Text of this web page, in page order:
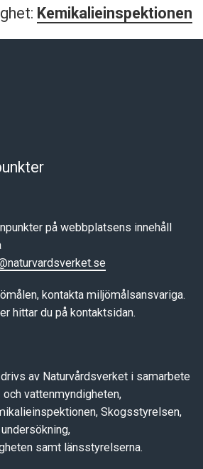
Kemikalieinspektionen
på webbplatsens innehåll
kontakta miljömålsansvariga.
hittar du på kontaktsidan.
av Naturvårdsverket i samarbete
vattenmyndigheten,
Skogsstyrelsen,
samt länsstyrelserna.